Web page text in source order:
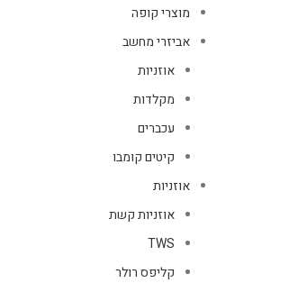
מוצרי קופה
אביזרי מחשב
אוזניות
מקלדות
עכברים
קיטים קומבו
אוזניות
אוזניות קשת
TWS
קליפס רולר